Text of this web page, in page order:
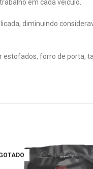
em cada veículo.
diminuindo
forro de porta,